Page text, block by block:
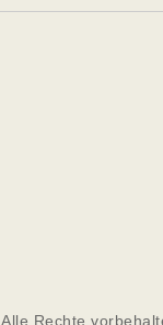
Alle Rechte